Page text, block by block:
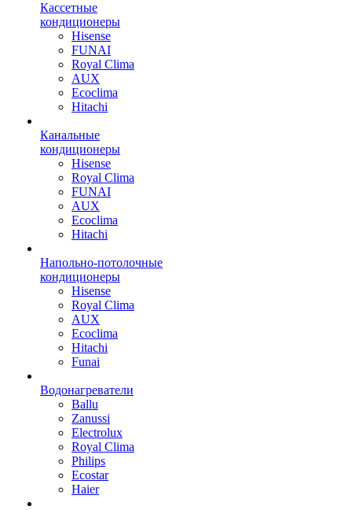
Кассетные
кондиционеры
Hisense
FUNAI
Royal Clima
AUX
Ecoclima
Hitachi
Канальные
кондиционеры
Hisense
Royal Clima
FUNAI
AUX
Ecoclima
Hitachi
Напольно-потолочные
кондиционеры
Hisense
Royal Clima
AUX
Ecoclima
Hitachi
Funai
Водонагреватели
Ballu
Zanussi
Electrolux
Royal Clima
Philips
Ecostar
Haier